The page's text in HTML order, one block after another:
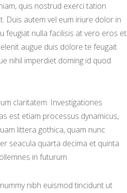
quis nostrud exerci tation
Duis autem vel eum iriure dolor in
feugiat nulla facilisis at vero eros et
augue duis dolore te feugait
nihil imperdiet doming id quod
claritatem. Investigationes
est etiam processus dynamicus,
littera gothica, quam nunc
seacula quarta decima et quinta
in futurum.
nibh euismod tincidunt ut